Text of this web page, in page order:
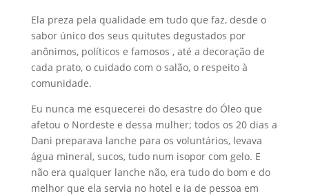
Ela preza pela qualidade em tudo que faz, desde o
sabor único dos seus quitutes degustados por
anônimos, políticos e famosos , até a decoração de
cada prato, o cuidado com o salão, o respeito à
comunidade.
Eu nunca me esquecerei do desastre do Óleo que
afetou o Nordeste e dessa mulher; todos os 20 dias a
Dani preparava lanche para os voluntários, levava
água mineral, sucos, tudo num isopor com gelo. E
não era qualquer lanche não, era tudo do bom e do
melhor que ela servia no hotel e ia de pessoa em